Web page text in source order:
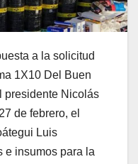
a la solicitud
1X10 Del Buen
presidente Nicolás
de febrero, el
Luis
e insumos para la